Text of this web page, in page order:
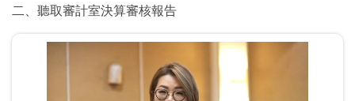
二、聽取審計室決算審核報告